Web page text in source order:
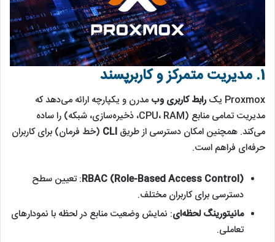
1. مدیریت متمرکز و کاربرپسند
Proxmox یک رابط کاربری وب مدرن و یکپارچه ارائه می‌دهد که
مدیریت تمامی منابع (CPU، RAM، ذخیره‌سازی، شبکه) را ساده
می‌کند. همچنین امکان دسترسی از طریق CLI (خط فرمان) برای کاربران
حرفه‌ای فراهم است.
RBAC (Role-Based Access Control): تعیین سطح
دسترسی برای کاربران مختلف.
مانیتورینگ لحظه‌ا‌ی: نمایش وضعیت منابع در لحظه با نمودارهای
تعاملی.